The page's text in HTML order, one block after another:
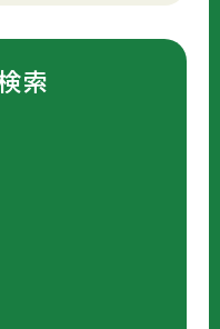
索